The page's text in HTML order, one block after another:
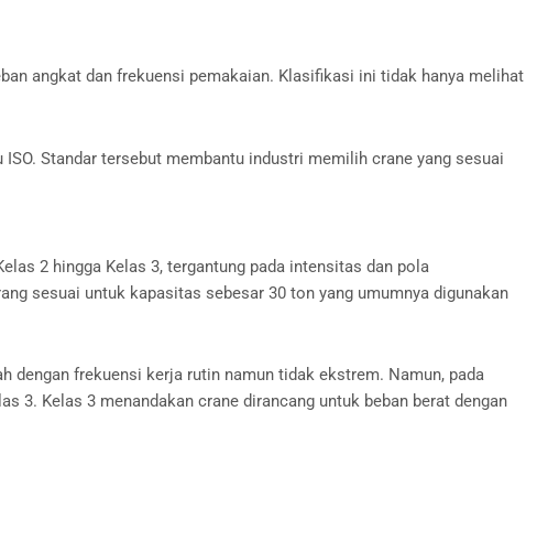
angkat dan frekuensi pemakaian. Klasifikasi ini tidak hanya melihat
Standar tersebut membantu industri memilih crane yang sesuai
2 hingga Kelas 3, tergantung pada intensitas dan pola
sesuai untuk kapasitas sebesar 30 ton yang umumnya digunakan
dengan frekuensi kerja rutin namun tidak ekstrem. Namun, pada
3. Kelas 3 menandakan crane dirancang untuk beban berat dengan